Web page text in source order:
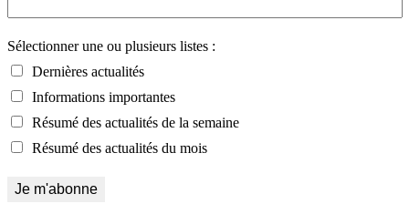
Sélectionner une ou plusieurs listes :
Dernières actualités
Informations importantes
Résumé des actualités de la semaine
Résumé des actualités du mois